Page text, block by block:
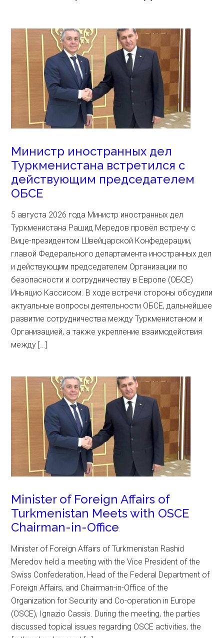
Министр иностранных дел
Туркменистана встретился с
действующим председателем
ОБСЕ
5 августа 2026 года Министр иностранных дел
Туркменистана Рашид Мередов провёл встречу с
Вице-президентом Швейцарской Конфедерации,
главой Федерального департамента иностранных дел
и действующим председателем Организации по
безопасности и сотрудничеству в Европе (ОБСЕ)
Иньяцио Кассисом. В ходе встречи стороны обсудили
актуальные вопросы деятельности ОБСЕ, дальнейшее
развитие сотрудничества между Туркменистаном и
Организацией, а также укрепление взаимодействия
между […]
Minister of Foreign Affairs of
Turkmenistan Meets with OSCE
Chairman-in-Office
Minister of Foreign Affairs of Turkmenistan Rashid
Meredov held a meeting with the Vice President of the
Swiss Confederation, Head of the Federal Department of
Foreign Affairs, and Chairman-in-Office of the
Organization for Security and Co-operation in Europe
(OSCE), Ignazio Cassis. During the meeting, the parties
discussed topical issues regarding OSCE activities, the